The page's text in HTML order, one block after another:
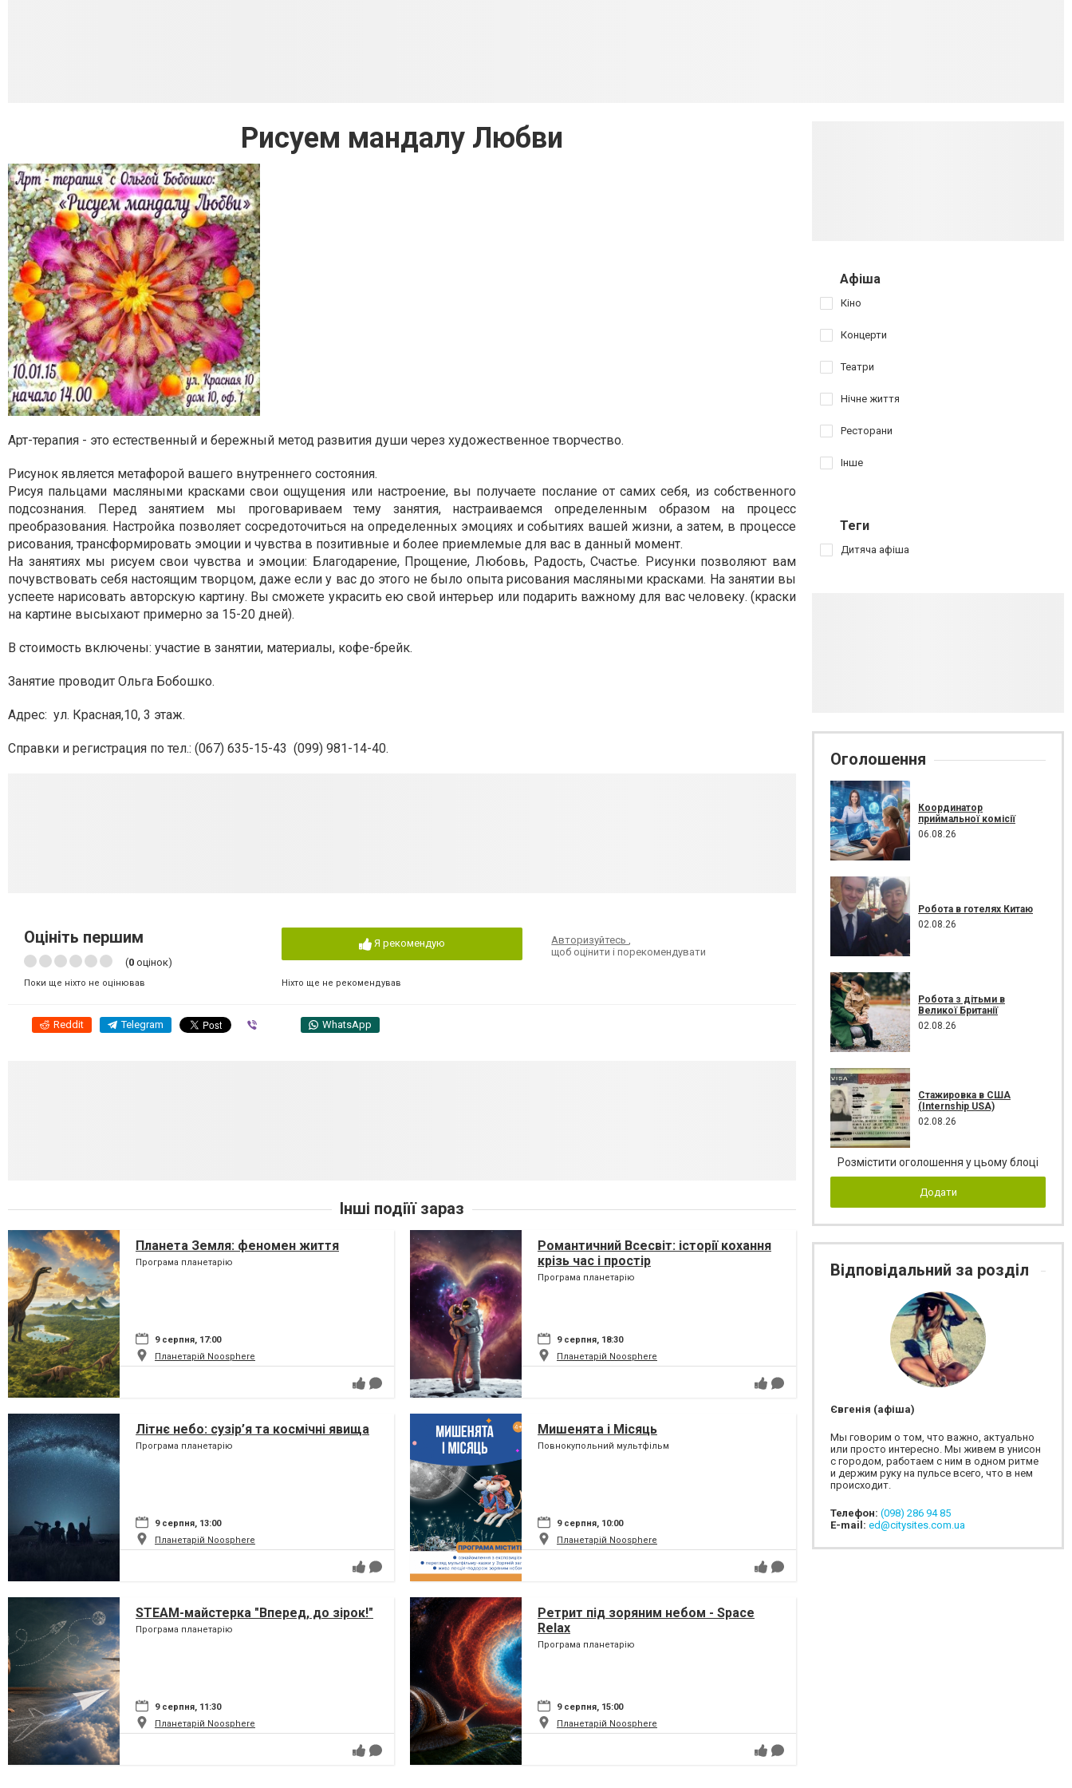
Рисуем мандалу Любви
Арт-терапия - это естественный и бережный метод развития души через художественное творчество.
Рисунок является метафорой вашего внутреннего состояния.
Рисуя пальцами масляными красками свои ощущения или настроение, вы получаете послание от самих себя, из собственного
подсознания. Перед занятием мы проговариваем тему занятия, настраиваемся определенным образом на процесс
преобразования. Настройка позволяет сосредоточиться на определенных эмоциях и событиях вашей жизни, а затем, в процессе
рисования, трансформировать эмоции и чувства в позитивные и более приемлемые для вас в данный момент.
На занятиях мы рисуем свои чувства и эмоции: Благодарение, Прощение, Любовь, Радость, Счастье. Рисунки позволяют вам
почувствовать себя настоящим творцом, даже если у вас до этого не было опыта рисования масляными красками. На занятии вы
успеете нарисовать авторскую картину. Вы сможете украсить ею свой интерьер или подарить важному для вас человеку. (краски
на картине высыхают примерно за 15-20 дней).
В стоимость включены: участие в занятии, материалы, кофе-брейк.
Занятие проводит Ольга Бобошко.
Адрес: ул. Красная,10, 3 этаж.
Справки и регистрация по тел.: (067) 635-15-43 (099) 981-14-40.
Оцініть першим
(0 оцінок)
Поки ще ніхто не оцінював
Я рекомендую
Ніхто ще не рекомендував
Авторизуйтесь
щоб оцінити і порекомендувати
Reddit Telegram WhatsApp
Інші подіїї зараз
Планета Земля: феномен життя
Програма планетарію
9 серпня, 17:00
Планетарій Noosphere
Романтичний Всесвіт: історії кохання
крізь час і простір
Програма планетарію
9 серпня, 18:30
Планетарій Noosphere
Літнє небо: сузір’я та космічні явища
Програма планетарію
9 серпня, 13:00
Планетарій Noosphere
Мишенята і Місяць
Повнокупольний мультфільм
9 серпня, 10:00
Планетарій Noosphere
STEAM-майстерка "Вперед, до зірок!"
Програма планетарію
9 серпня, 11:30
Планетарій Noosphere
Ретрит під зоряним небом - Space
Relax
Програма планетарію
9 серпня, 15:00
Планетарій Noosphere
Афіша
Кіно
Концерти
Театри
Нічне життя
Ресторани
Інше
Теги
Дитяча афіша
Оголошення
Координатор
приймальної комісії
06.08.26
Робота в готелях Китаю
02.08.26
Робота з дітьми в
Великої Британії
02.08.26
Стажировка в США
(Internship USA)
02.08.26
Розмістити оголошення у цьому блоці
Додати
Відповідальний за розділ
Євгенія (афіша)
Мы говорим о том, что важно, актуально
или просто интересно. Мы живем в унисон
с городом, работаем с ним в одном ритме
и держим руку на пульсе всего, что в нем
происходит.
Телефон: (098) 286 94 85
E-mail: ed@citysites.com.ua